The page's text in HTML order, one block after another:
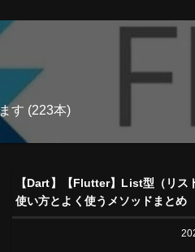
す (223本)
【Dart】【Flutter】List型（リス
使い方とよく使うメソッドまとめ